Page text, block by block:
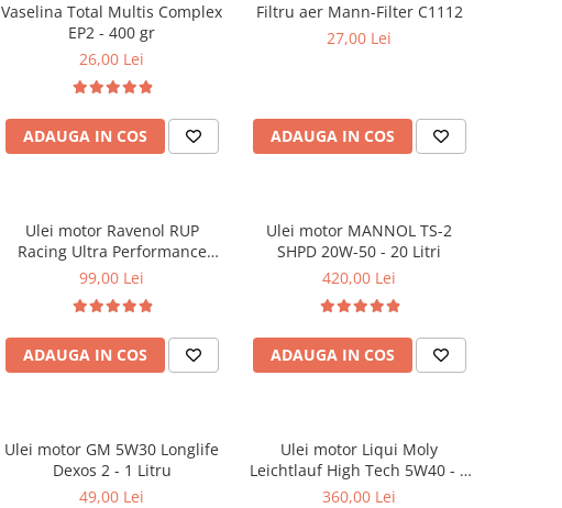
Vaselina Total Multis Complex
EP2 - 400 gr
26,00 Lei
ADAUGA IN COS
Filtru aer Mann-Filter C1112
27,00 Lei
ADAUGA IN COS
Ulei motor Ravenol RUP
Racing Ultra Performance
5W40 - 1 Litru
99,00 Lei
ADAUGA IN COS
Ulei motor MANNOL TS-2
SHPD 20W-50 - 20 Litri
420,00 Lei
ADAUGA IN COS
Ulei motor GM 5W30 Longlife
Dexos 2 - 1 Litru
49,00 Lei
Ulei motor Liqui Moly
Leichtlauf High Tech 5W40 - 5
Litri
360,00 Lei